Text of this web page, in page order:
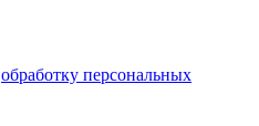
обработку персональных